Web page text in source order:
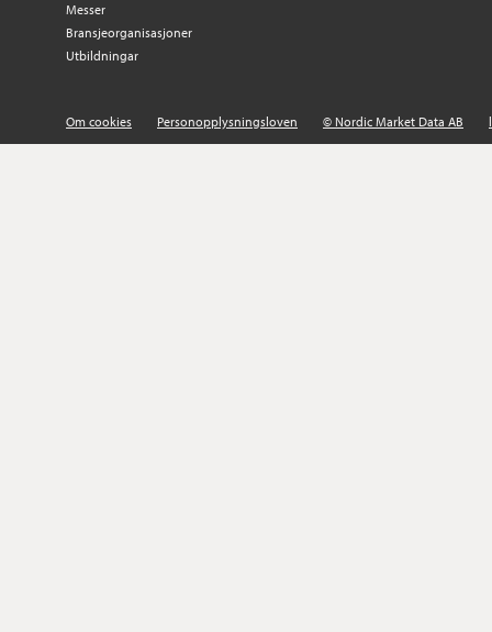
Messer
Bransjeorganisasjoner
Utbildningar
Om cookies Personopplysningsloven © Nordic Market Data AB